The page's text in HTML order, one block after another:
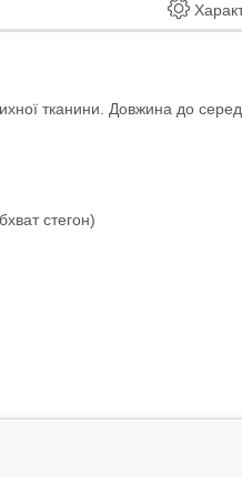
тканини. Довжина до
стегон)